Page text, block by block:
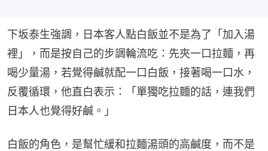
下坂泰生強調，日本客人點白飯並不是為了「加入湯
裡」，而是按自己的步調輪流吃：先夾一口拉麵，再
喝少量湯，若覺得鹹就配一口白飯，接著喝一口水，
反覆循環，他直白表示：「單獨吃拉麵的話，連我們
日本人也覺得好鹹。」
白飯的角色，是幫忙緩和拉麵湯頭的高鹹度，而不是